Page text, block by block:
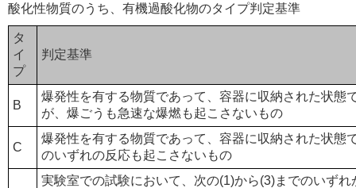
酸化性物質のうち、有機過酸化物のタイプ判定基準
タ
イ
プ
判定基準
B
爆発性を有する物質であって、容器に収納された状態
が、爆ごうも急速な爆燃も起こさないもの
C
爆発性を有する物質であって、容器に収納された状態
のいずれの反応も起こさないもの
実験室での試験において、次の(1)から(3)までのいずれ